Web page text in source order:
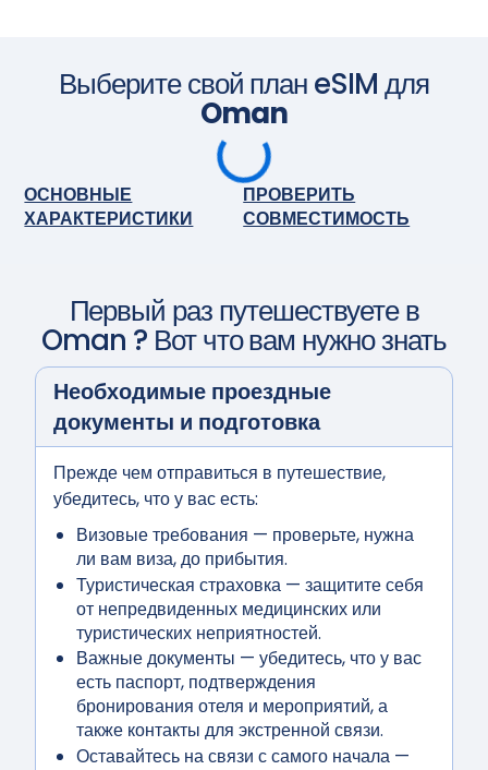
Сфотографируйте камерой
Выберите свой план eSIM для
Oman
ОСНОВНЫЕ
ХАРАКТЕРИСТИКИ
ПРОВЕРИТЬ
СОВМЕСТИМОСТЬ
Первый раз путешествуете в
Oman ? Вот что вам нужно знать
Необходимые проездные
документы и подготовка
Прежде чем отправиться в путешествие,
убедитесь, что у вас есть:
Визовые требования — проверьте, нужна
ли вам виза, до прибытия.
Туристическая страховка — защитите себя
от непредвиденных медицинских или
туристических неприятностей.
Важные документы — убедитесь, что у вас
есть паспорт, подтверждения
бронирования отеля и мероприятий, а
также контакты для экстренной связи.
Оставайтесь на связи с самого начала —